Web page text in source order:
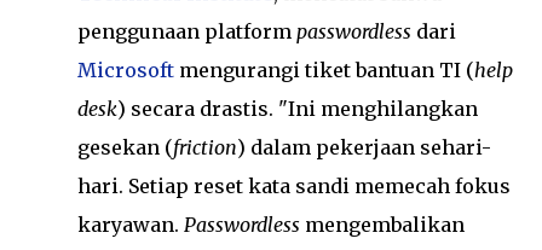
penggunaan platform passwordless dari
Microsoft mengurangi tiket bantuan TI (help
desk) secara drastis. "Ini menghilangkan
gesekan (friction) dalam pekerjaan sehari-
hari. Setiap reset kata sandi memecah fokus
karyawan. Passwordless mengembalikan